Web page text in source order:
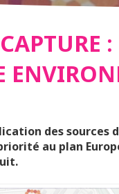
des sources
au plan